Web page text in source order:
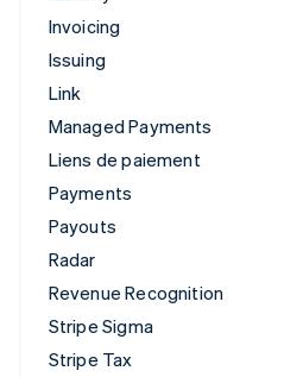
Invoicing
Issuing
Link
Managed Payments
Liens de paiement
Payments
Payouts
Radar
Revenue Recognition
Stripe Sigma
Stripe Tax